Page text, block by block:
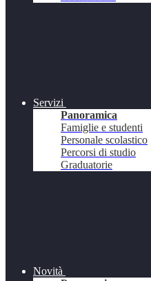
Servizi
Panoramica
Famiglie e studenti
Personale scolastico
Percorsi di studio
Graduatorie
Novità